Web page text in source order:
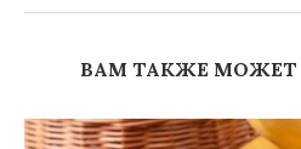
ВАМ ТАКЖЕ МОЖЕТ